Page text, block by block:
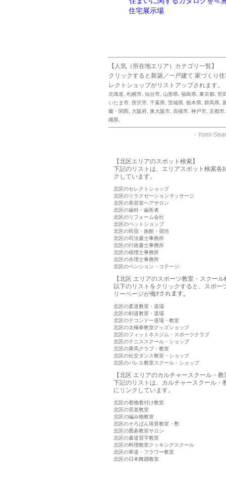
住宅展示場
【人気（所在地エリア）カテゴリ一覧】
クリックすると新築／一戸建て 家づくり
レクトショップがリストアップされます。
北海道 札幌市 仙台市 山形県 福島県 東京都 世
いたま市
所沢市 千葉県 茨城県 栃木県 群馬県
畿・関西
大阪府 東大阪市 高槻市 神戸市 京都市
縄県
- Yomi-
【北区エリアのスポット検索】
下記のリストは、エリアスポット検索各
クしています。
北区のセレクトショップ
北区のリラクゼーションマッサージ
北区の美容室ヘアサロン
北区の歯科・歯医者
北区のリフォーム会社
北区のペットショップ
北区の民宿・旅館・宿坊
北区の司法書士事務所
北区の行政書士事務所
北区の税理士事務所
北区の弁理士事務所
北区のペンション・コテージ
【北区 エリアのスポーツ教室・スクール
以下のリストをクリックすると、スポ
リーページが侮ｦされます。
北区の柔道教室・道場
北区の剣道教室・道場
北区のテコンドー道場・教室
北区の太極拳教室グッズショップ
北区のフィットネスジム・スポーツクラブ
北区のテニススクール・ショップ
北区の乗馬クラブ・教室
北区の社交ダンス教室・ショップ
北区のバレエ教室スクール・ショップ
【北区 エリアのカルチャースクール・教
下記のリストは、カルチャースクール・
にリンクしています。
北区の着物着付け教室
北区の音楽教室
北区の編み物教室
北区のそろばん珠算教室・塾
北区の囲碁教室サロン
北区の書道習字教室
北区の料理教室クッキングスクール
北区の華道・フラワー教室
北区の日本舞踊教室